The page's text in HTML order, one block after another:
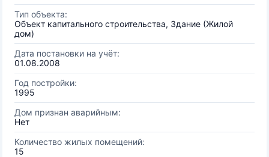
Тип объекта:
Объект капитального строительства, Здание (Жилой
дом)
Дата постановки на учёт:
01.08.2008
Год постройки:
1995
Дом признан аварийным:
Нет
Количество жилых помещений:
15